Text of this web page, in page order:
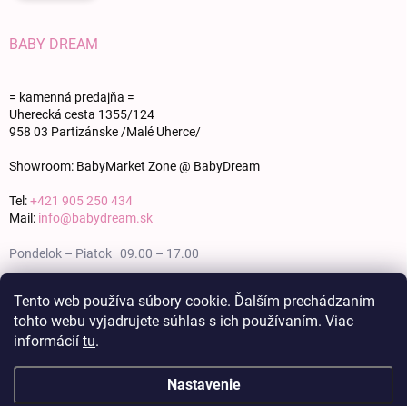
Tento web používa súbory cookie. Ďalším prechádzaním
tohto webu vyjadrujete súhlas s ich používaním. Viac
informácií tu.
Nastavenie
BABY DREAM
= kamenná predajňa =
Uherecká cesta 1355/124
958 03 Partizánske /Malé Uherce/
Showroom: BabyMarket Zone @ BabyDream
Tel:+421 905 250 434
Mail: info@babydream.sk
Pondelok – Piatok 09.00 – 17.00
Nedeľa zatvorené